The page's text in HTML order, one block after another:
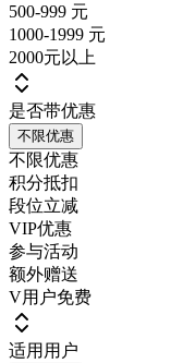
500-999 元
1000-1999 元
2000元以上
是否带优惠
不限优惠
不限优惠
积分抵扣
段位立减
VIP优惠
参与活动
额外赠送
V用户免费
适用用户